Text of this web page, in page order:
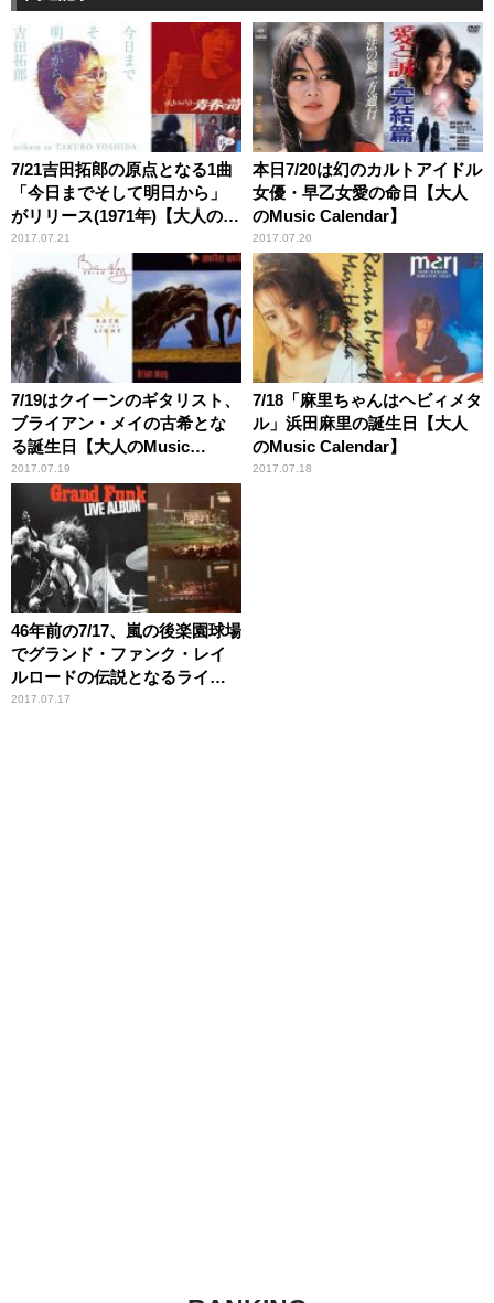
7/21吉田拓郎の原点となる1曲
「今日までそして明日から」
がリリース(1971年)【大人の
Music Calendar】
2017.07.21
本日7/20は幻のカルトアイドル
女優・早乙女愛の命日【大人
のMusic Calendar】
2017.07.20
7/19はクイーンのギタリスト、
ブライアン・メイの古希とな
る誕生日【大人のMusic
Calendar】
2017.07.19
7/18「麻里ちゃんはヘビィメタ
ル」浜田麻里の誕生日【大人
のMusic Calendar】
2017.07.18
46年前の7/17、嵐の後楽園球場
でグランド・ファンク・レイ
ルロードの伝説となるライヴ
が行われた【大人のMusic
2017.07.17